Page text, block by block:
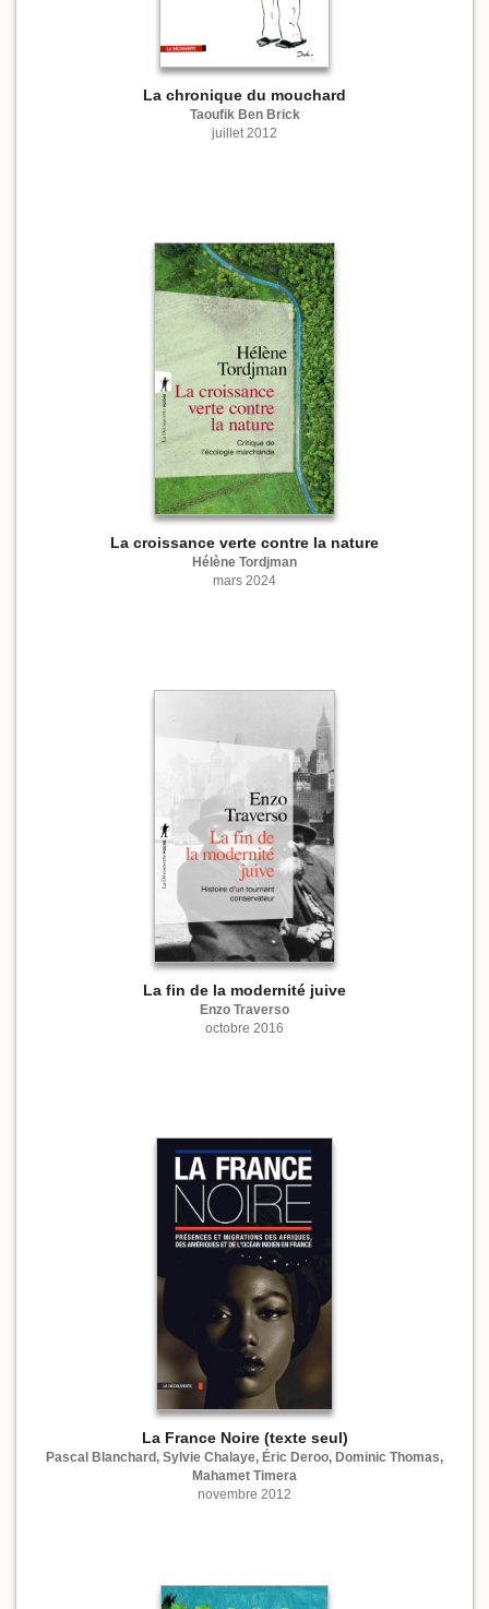
La chronique du mouchard
Taoufik Ben Brick
juillet 2012
La croissance verte contre la nature
Hélène Tordjman
mars 2024
La fin de la modernité juive
Enzo Traverso
octobre 2016
La France Noire (texte seul)
Pascal Blanchard, Sylvie Chalaye, Éric Deroo, Dominic Thomas,
Mahamet Timera
novembre 2012